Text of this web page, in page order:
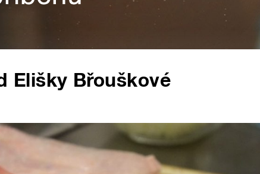
Elišky Břouškové